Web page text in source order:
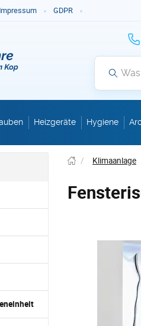
Impressum GDPR
Heizgeräte Hygiene
/ Klimaanlage